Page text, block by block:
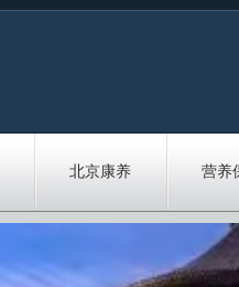
北京康养 营养